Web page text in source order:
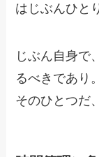
はじぶんひと
じぶん自身で
るべきであり
そのひとつだ